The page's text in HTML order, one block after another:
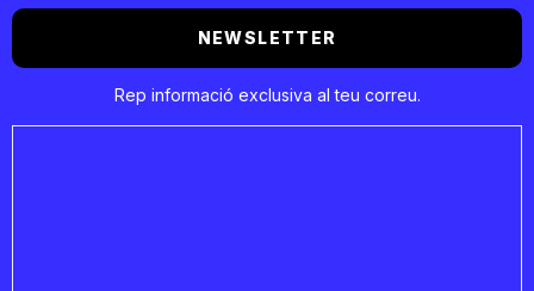
NEWSLETTER
Rep informació exclusiva al teu correu.